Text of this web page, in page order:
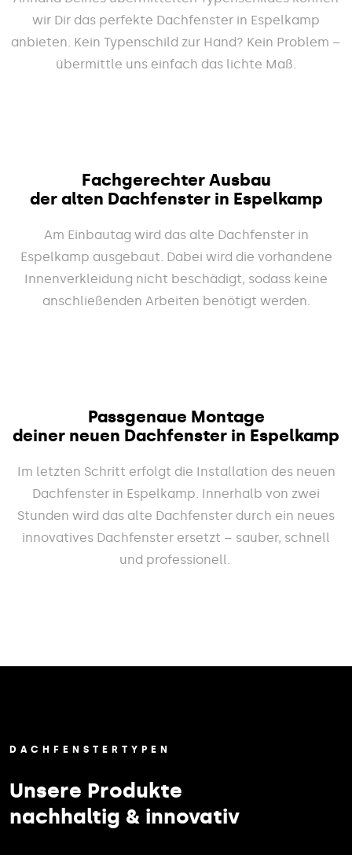
wir Dir das perfekte Dachfenster in Espelkamp
anbieten. Kein Typenschild zur Hand? Kein Problem –
übermittle uns einfach das lichte Maß.
Fachgerechter Ausbau
der alten Dachfenster in Espelkamp
Am Einbautag wird das alte Dachfenster in
Espelkamp ausgebaut. Dabei wird die vorhandene
Innenverkleidung nicht beschädigt, sodass keine
anschließenden Arbeiten benötigt werden.
Passgenaue Montage
deiner neuen Dachfenster in Espelkamp
Im letzten Schritt erfolgt die Installation des neuen
Dachfenster in Espelkamp. Innerhalb von zwei
Stunden wird das alte Dachfenster durch ein neues
innovatives Dachfenster ersetzt – sauber, schnell
und professionell.
DACHFENSTERTYPEN
Unsere Produkte
nachhaltig & innovativ